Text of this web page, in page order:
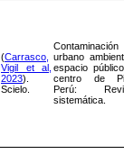
(Carrasco,
Vigil et al,
2023).
Scielo.
Contaminación
urbano
espacio
centro de
Perú:
sistemática.